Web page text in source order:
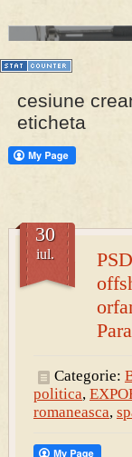
PRESA
cesiune
eticheta
30
iul.
Categorie:
politica,
romaneasca,